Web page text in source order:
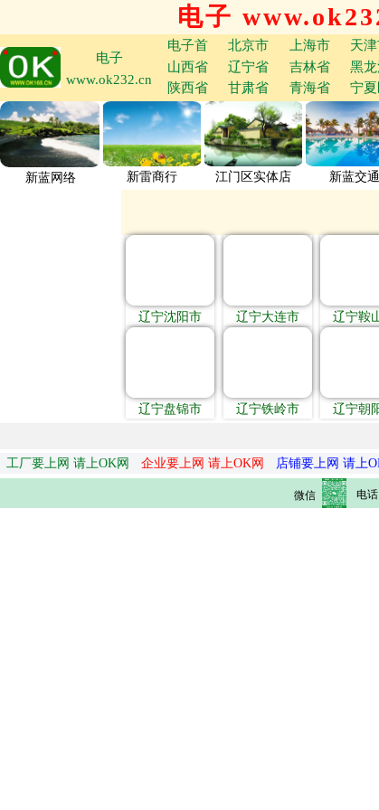
电子
电子
www.ok232.cn
电子首 北京市 上海市 天
山西省
辽宁省 吉林省 黑龙
陕西省
甘肃省 青海省 宁夏
新蓝网络 新雷商行 江门区实体店 新蓝交通
辽宁沈阳市 辽宁大连市 辽宁鞍
辽宁盘锦市 辽宁铁岭市 辽宁朝
工厂要上网 请上OK网
企业要上网 请上OK网 店铺要上网 请上
微信 电